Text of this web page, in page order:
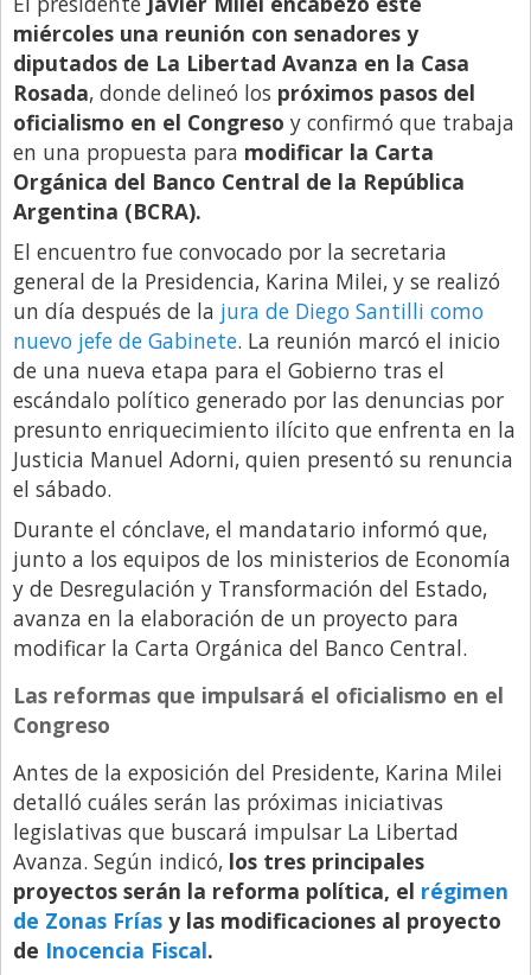
Libro de Quejas
Medios
Millonarios
Minuto Lanzamiento
Negocios
Opinion
País
Política
Publicidad y Marketing
Real Estate y Propiedades
Responsabilidad Social
Salidas
Santa Fe
Show Business
Sociedad
Tecnología
Tendencias
Viajes
miércoles una reunión con senadores y
diputados de La Libertad Avanza en la Casa
Rosada, donde delineó los próximos pasos del
oficialismo en el Congreso y confirmó que trabaja
en una propuesta para modificar la Carta
Orgánica del Banco Central de la República
Argentina (BCRA).
El encuentro fue convocado por la secretaria
general de la Presidencia, Karina Milei, y se realizó
un día después de la jura de Diego Santilli como
nuevo jefe de Gabinete. La reunión marcó el inicio
de una nueva etapa para el Gobierno tras el
escándalo político generado por las denuncias por
presunto enriquecimiento ilícito que enfrenta en la
Justicia Manuel Adorni, quien presentó su renuncia
el sábado.
Durante el cónclave, el mandatario informó que,
junto a los equipos de los ministerios de Economía
y de Desregulación y Transformación del Estado,
avanza en la elaboración de un proyecto para
modificar la Carta Orgánica del Banco Central.
Las reformas que impulsará el oficialismo en el
Congreso
Antes de la exposición del Presidente, Karina Milei
detalló cuáles serán las próximas iniciativas
legislativas que buscará impulsar La Libertad
Avanza. Según indicó, los tres principales
proyectos serán la reforma política, el régimen
de Zonas Frías y las modificaciones al proyecto
de Inocencia Fiscal.